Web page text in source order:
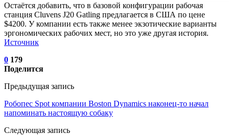
Остаётся добавить, что в базовой конфигурации рабочая
станция Cluvens J20 Gatling предлагается в США по цене
$4200. У компании есть также менее экзотические варианты
эргономических рабочих мест, но это уже другая история.
Источник
0 179
Поделится
Предыдущая запись
Робопес Spot компании Boston Dynamics наконец-то начал
напоминать настоящую собаку
Следующая запись